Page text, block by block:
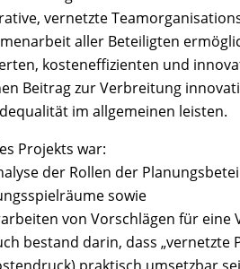
vernetzte
aller Beteiligten
kosteneffizienten und
Beitrag zur Verbreitung
im allgemeinen leisten.
Projekts war:
der Rollen der
sowie
von Vorschlägen für
bestand darin, dass „vernetzte